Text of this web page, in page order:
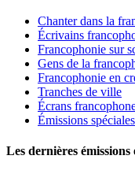
Chanter dans la
Écrivains
Francophonie sur
Gens de la
Francophonie en
Tranches de ville
Écrans
Émissions spéciales
Les dernières émissions